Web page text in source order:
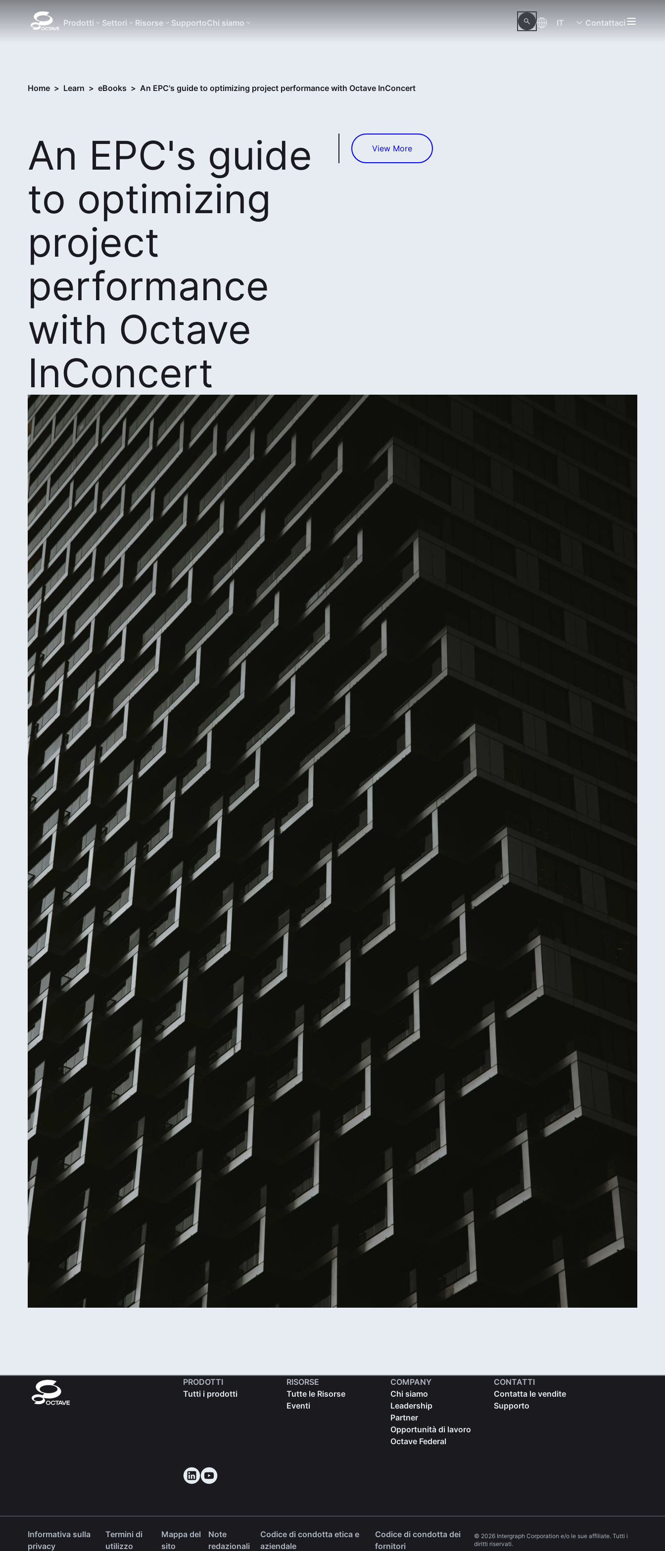
Prodotti Settori Risorse SupportoChi siamo IT Contattaci
Home > Learn > eBooks > An EPC's guide to optimizing project performance with Octave InConcert
An EPC's guide
to optimizing
project
performance
with Octave
InConcert
View More
PRODOTTI
Tutti i prodotti
RISORSE
Tutte le Risorse
Eventi
COMPANY
Chi siamo
Leadership
Partner
Opportunità di lavoro
Octave Federal
CONTATTI
Contatta le vendite
Supporto
Informativa sulla
privacy
Termini di
utilizzo
Mappa del
sito
Note
redazionali
Codice di condotta etica e
aziendale(opens in a new tab)
Codice di condotta dei
fornitori(opens in a new tab)
© 2026 Intergraph Corporation e/o le sue affiliate. Tutti i
diritti riservati.